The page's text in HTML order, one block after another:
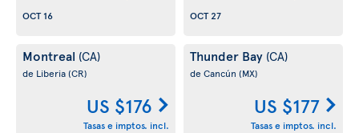
OCT 16
OCT 27
Montreal (CA)
de Liberia(CR)
US $176
Tasas e imptos. incl.
Thunder Bay (CA)
de Cancún (MX)
US $177
Tasas e imptos. incl.